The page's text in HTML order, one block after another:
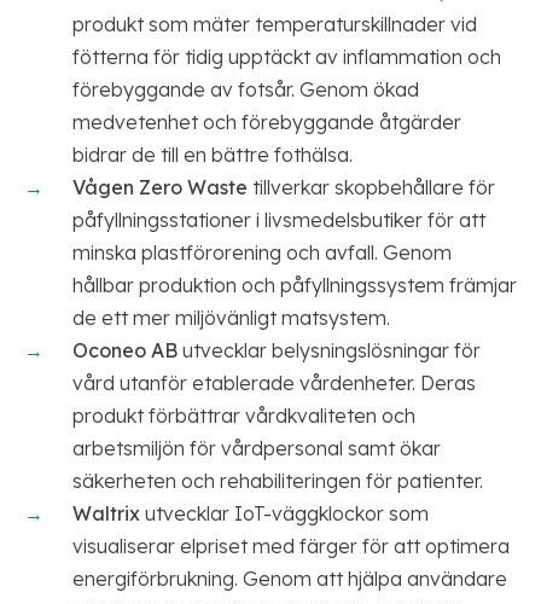
produkt som mäter temperaturskillnader vid
fötterna för tidig upptäckt av inflammation och
förebyggande av fotsår. Genom ökad
medvetenhet och förebyggande åtgärder
bidrar de till en bättre fothälsa.
Vågen Zero Waste tillverkar skopbehållare för
påfyllningsstationer i livsmedelsbutiker för att
minska plastförorening och avfall. Genom
hållbar produktion och påfyllningssystem främjar
de ett mer miljövänligt matsystem.
Oconeo AB utvecklar belysningslösningar för
vård utanför etablerade vårdenheter. Deras
produkt förbättrar vårdkvaliteten och
arbetsmiljön för vårdpersonal samt ökar
säkerheten och rehabiliteringen för patienter.
Waltrix utvecklar IoT-väggklockor som
visualiserar elpriset med färger för att optimera
energiförbrukning. Genom att hjälpa användare